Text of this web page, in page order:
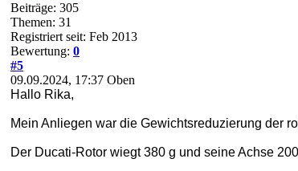
Beiträge: 305
Themen: 31
Registriert seit: Feb 2013
Bewertung: 0
#5
09.09.2024, 17:37 Oben
Hallo Rika,
Mein Anliegen war die Gewichtsreduzierung der
Der Ducati-Rotor wiegt 380 g und seine Achse